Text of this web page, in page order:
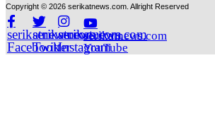
Copyright © 2026 serikatnews.com. Allright Reserved
serikatnews.com
Facebook
serikatnews.com
Twitter
serikatnews.com
Instagram
serikatnews.com
YouTube